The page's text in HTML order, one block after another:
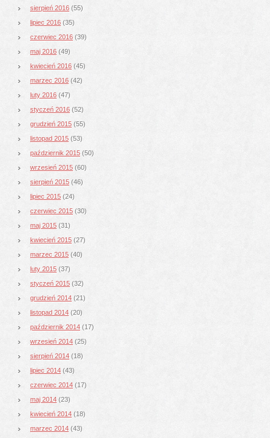
sierpień 2016 (55)
lipiec 2016 (35)
czerwiec 2016 (39)
maj 2016 (49)
kwiecień 2016 (45)
marzec 2016 (42)
luty 2016 (47)
styczeń 2016 (52)
grudzień 2015 (55)
listopad 2015 (53)
październik 2015 (50)
wrzesień 2015 (60)
sierpień 2015 (46)
lipiec 2015 (24)
czerwiec 2015 (30)
maj 2015 (31)
kwiecień 2015 (27)
marzec 2015 (40)
luty 2015 (37)
styczeń 2015 (32)
grudzień 2014 (21)
listopad 2014 (20)
październik 2014 (17)
wrzesień 2014 (25)
sierpień 2014 (18)
lipiec 2014 (43)
czerwiec 2014 (17)
maj 2014 (23)
kwiecień 2014 (18)
marzec 2014 (43)